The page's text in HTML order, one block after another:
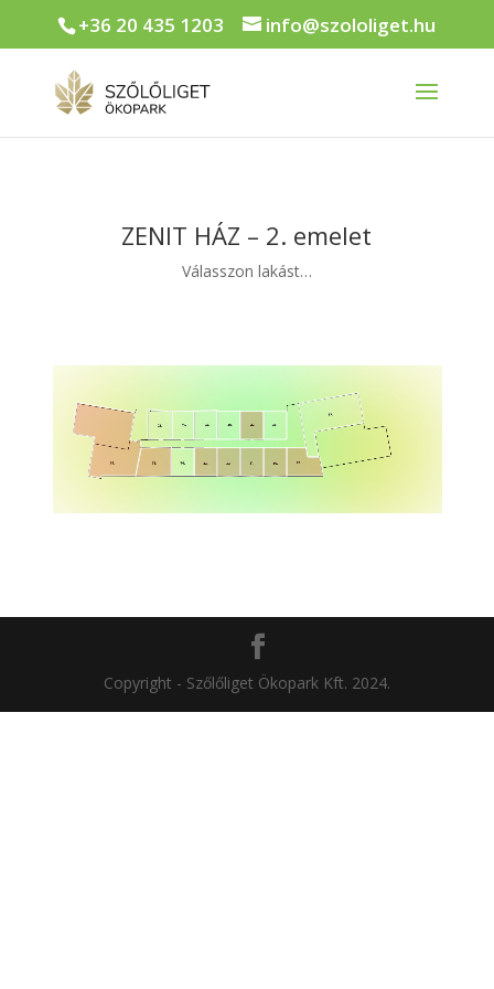
+36 20 435 1203 info@szololiget.hu
ZENIT HÁZ – 2. emelet
Válasszon lakást…
Copyright - Szőlőliget Ökopark Kft. 2024.